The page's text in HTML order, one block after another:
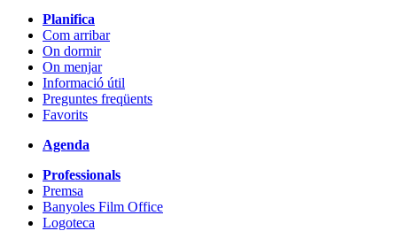
Planifica
Com arribar
On dormir
On menjar
Informació útil
Preguntes freqüents
Favorits
Agenda
Professionals
Premsa
Banyoles Film Office
Logoteca